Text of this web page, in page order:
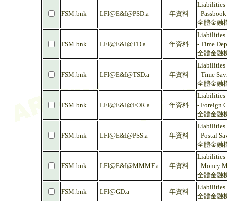
FSM.bnk LFI@E&I@PSD.a 年資料
Liabilities
-
全體金融
FSM.bnk LFI@E&I@TD.a 年資料
Liabilities
- Time
全體金融
FSM.bnk LFI@E&I@TSD.a 年資料
Liabilities
- Time
全體金融
FSM.bnk LFI@E&I@FOR.a 年資料
Liabilities
- Foreign
全體金融
FSM.bnk LFI@E&I@PSS.a 年資料
Liabilities
- Postal
全體金融
FSM.bnk LFI@E&I@MMMF.a 年資料
Liabilities
- Money
全體金融
FSM.bnk LFI@GD.a 年資料
Liabilities
全體金融